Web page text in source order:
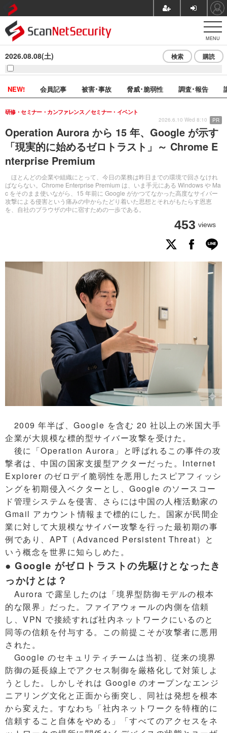
MENU
2026.08.08(土) 検索 購読
NEW! 会員記事 被害･事故 脅威･脆弱性 調査･報告
Operation Aurora から 15 年、Google が示す
「現実的に始めるゼロトラスト」～ Chrome E
nterprise Premium
ほとんどの企業や組織にとって、今日の業務は昨日までの環境で回さなけれ
ばならない。Chrome Enterprise Premium は、いま手元にある Windows や Ma
c をそのまま使いながら、15 年前に Google がかつてなかった高度なサイバー
攻撃による侵害という痛みの中からたどり着いた思想とそれがもたらす恩恵
を、自社のブラウザの中に宿すための一歩である。
研修・セミナー・カンファレンス セミナー・イベント
453 views
2026.6.10 Wed 8:10 PR
2009 年半ば、Google を含む 20 社以上の米国大手
企業が大規模な標的型サイバー攻撃を受けた。
後に「Operation Aurora」と呼ばれるこの事件の攻
撃者は、中国の国家支援型アクターだった。Internet
Explorer のゼロデイ脆弱性を悪用したスピアフィッシ
ングを初期侵入ベクターとし、Google のソースコー
ド管理システムを侵害、さらには中国の人権活動家の
Gmail アカウント情報まで標的にした。国家が民間企
業に対して大規模なサイバー攻撃を行った最初期の事
例であり、APT（Advanced Persistent Threat）と
いう概念を世界に知らしめた。
● Google がゼロトラストの先駆けとなったき
っかけとは？
Aurora で露呈したのは「境界型防御モデルの根本
的な限界」だった。ファイアウォールの内側を信頼
し、VPN で接続すれば社内ネットワークにいるのと
同等の信頼を付与する。この前提こそが攻撃者に悪用
された。
Google のセキュリティチームは当初、従来の境界
防御の延長線上でアクセス制御を厳格化して対策しよ
うとした。しかしそれは Google のオープンなエンジ
ニアリング文化と正面から衝突し、同社は発想を根本
から変えた。すなわち「社内ネットワークを特権的に
信頼すること自体をやめる」「すべてのアクセスをネ